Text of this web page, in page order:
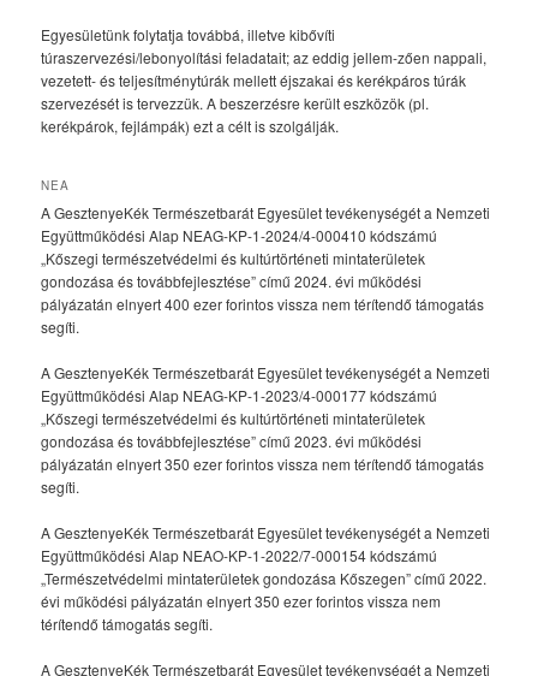
Egyesületünk folytatja továbbá, illetve kibővíti
túraszervezési/lebonyolítási feladatait; az eddig jellem-zően nappali,
vezetett- és teljesítménytúrák mellett éjszakai és kerékpáros túrák
szervezését is tervezzük. A beszerzésre került eszközök (pl.
kerékpárok, fejlámpák) ezt a célt is szolgálják.
NEA
A GesztenyeKék Természetbarát Egyesület tevékenységét a Nemzeti
Együttműködési Alap NEAG-KP-1-2024/4-000410 kódszámú
„Kőszegi természetvédelmi és kultúrtörténeti mintaterületek
gondozása és továbbfejlesztése” című 2024. évi működési
pályázatán elnyert 400 ezer forintos vissza nem térítendő támogatás
segíti.
A GesztenyeKék Természetbarát Egyesület tevékenységét a Nemzeti
Együttműködési Alap NEAG-KP-1-2023/4-000177 kódszámú
„Kőszegi természetvédelmi és kultúrtörténeti mintaterületek
gondozása és továbbfejlesztése” című 2023. évi működési
pályázatán elnyert 350 ezer forintos vissza nem térítendő támogatás
segíti.
A GesztenyeKék Természetbarát Egyesület tevékenységét a Nemzeti
Együttműködési Alap NEAO-KP-1-2022/7-000154 kódszámú
„Természetvédelmi mintaterületek gondozása Kőszegen” című 2022.
évi működési pályázatán elnyert 350 ezer forintos vissza nem
térítendő támogatás segíti.
A GesztenyeKék Természetbarát Egyesület tevékenységét a Nemzeti